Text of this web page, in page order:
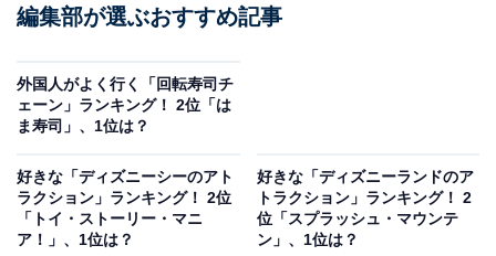
ートが楽しめる体験型施設です。開館当初は2020年秋に
年末までの大幅な期間延長が発表されています。「水に
入るミュージアム」と「花と一体化する庭園」の2つの
エリアで、身体ごと巨大な作品に没入し、一体となって
アートを鑑賞する新しい感覚が人気を得ています。
1月22日には新たなエリアがオープンして施設面積が約
編集部が選ぶおすすめ記事
外国人がよく行く「回転寿司チ
ェーン」ランキング！ 2位「は
ま寿司」、1位は？
好きな「ディズニーシーのアト
ラクション」ランキング！ 2位
「トイ・ストーリー・マニ
ア！」、1位は？
好きな「ディズニーランドのア
トラクション」ランキング！ 2
位「スプラッシュ・マウンテ
ン」、1位は？